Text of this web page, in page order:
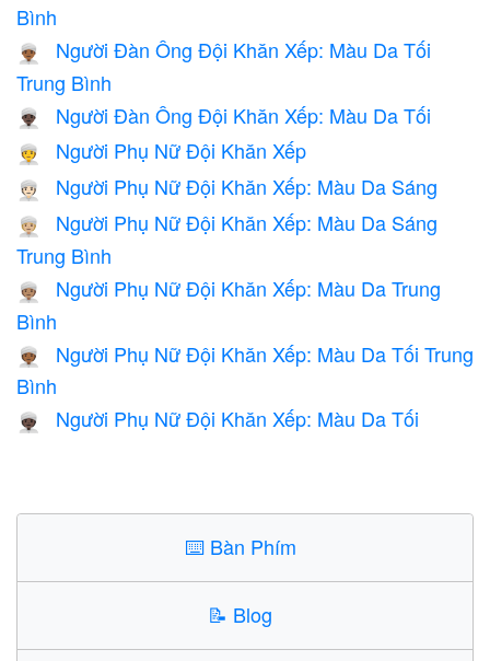
Bình
👳🏾‍♂️
Người Đàn Ông Đội Khăn Xếp: Màu Da Tối
Trung Bình
👳🏿‍♂️ Người Đàn Ông Đội Khăn Xếp: Màu Da Tối
👳‍♀️ Người Phụ Nữ Đội Khăn Xếp
👳🏻‍♀️ Người Phụ Nữ Đội Khăn Xếp: Màu Da Sáng
👳🏼‍♀️
Người Phụ Nữ Đội Khăn Xếp: Màu Da Sáng
Trung Bình
👳🏽‍♀️
Người Phụ Nữ Đội Khăn Xếp: Màu Da Trung
Bình
👳🏾‍♀️
Người Phụ Nữ Đội Khăn Xếp: Màu Da Tối Trung
Bình
👳🏿‍♀️ Người Phụ Nữ Đội Khăn Xếp: Màu Da Tối
⌨️ Bàn Phím
📝 Blog